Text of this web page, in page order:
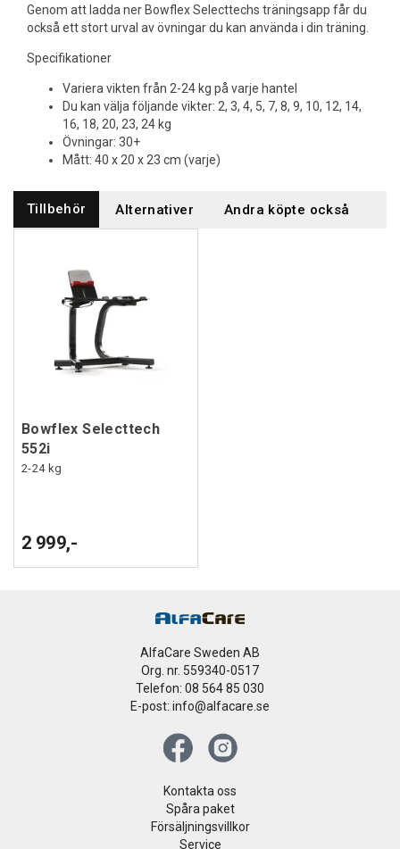
Genom att ladda ner Bowflex Selecttechs träningsapp får du
också ett stort urval av övningar du kan använda i din träning.
Specifikationer
Variera vikten från 2-24 kg på varje hantel
Du kan välja följande vikter: 2, 3, 4, 5, 7, 8, 9, 10, 12, 14,
16, 18, 20, 23, 24 kg
Övningar: 30+
Mått: 40 x 20 x 23 cm (varje)
Tillbehör Alternativer Andra köpte också
Bowflex Selecttech
552i
2-24 kg
2 999,-
AlfaCare Sweden AB
Org. nr. 559340-0517
Telefon: 08 564 85 030
E-post: info@alfacare.se
Kontakta oss
Spåra paket
Försäljningsvillkor
Service